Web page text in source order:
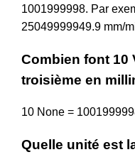
1001999998. Par
25049999949.9 mm/
Combien font 10
troisième en
10 None =
Quelle unité est